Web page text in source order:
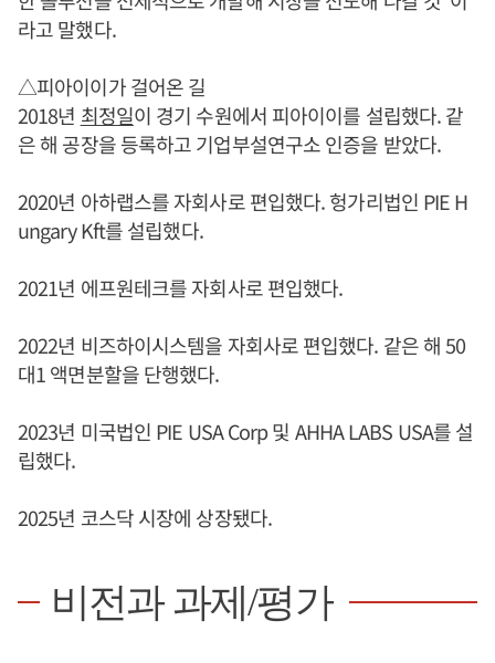
라고 말했다.
△피아이이가 걸어온 길
2018년 최정일이 경기 수원에서 피아이이를 설립했다. 같
은 해 공장을 등록하고 기업부설연구소 인증을 받았다.
2020년 아하랩스를 자회사로 편입했다. 헝가리법인 PIE H
ungary Kft를 설립했다.
2021년 에프원테크를 자회사로 편입했다.
2022년 비즈하이시스템을 자회사로 편입했다. 같은 해 50
대1 액면분할을 단행했다.
2023년 미국법인 PIE USA Corp 및 AHHA LABS USA를 설
립했다.
2025년 코스닥 시장에 상장됐다.
비전과 과제/평가